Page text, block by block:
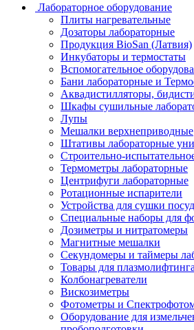
Лабораторное оборудование
Плиты нагревательные
Дозаторы лабораторные
Продукция BioSan (Латвия)
Инкубаторы и термостаты
Вспомогательное
Бани лабораторные и
Аквадистилляторы,
Шкафы сушильные
Лупы
Мешалки верхнеприводные
Штативы лабораторные
Строительно-
Термометры лабораторные
Центрифуги лабораторные
Ротационные испарители
Устройства для сушки
Специальные наборы для
Дозиметры и нитратомеры
Магнитные мешалки
Секундомеры и таймеры
Товары для плазмолифтинга
Колбонагреватели
Вискозиметры
Фотометры и
Оборудование для